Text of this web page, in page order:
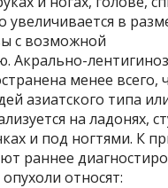
увеличивается в
с возможной
Акрально-
менее всего,
азиатского типа
на ладонях,
и под ногтями. К
раннее
относят: